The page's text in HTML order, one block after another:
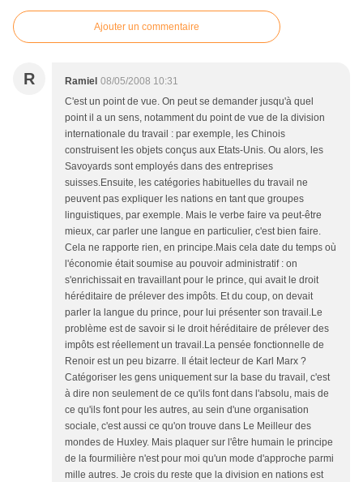
Ajouter un commentaire
R Ramiel 08/05/2008 10:31
C'est un point de vue. On peut se demander jusqu'à quel
point il a un sens, notamment du point de vue de la division
internationale du travail : par exemple, les Chinois
construisent les objets conçus aux Etats-Unis. Ou alors, les
Savoyards sont employés dans des entreprises
suisses.Ensuite, les catégories habituelles du travail ne
peuvent pas expliquer les nations en tant que groupes
linguistiques, par exemple. Mais le verbe faire va peut-être
mieux, car parler une langue en particulier, c'est bien faire.
Cela ne rapporte rien, en principe.Mais cela date du temps où
l'économie était soumise au pouvoir administratif : on
s'enrichissait en travaillant pour le prince, qui avait le droit
héréditaire de prélever des impôts. Et du coup, on devait
parler la langue du prince, pour lui présenter son travail.Le
problème est de savoir si le droit héréditaire de prélever des
impôts est réellement un travail.La pensée fonctionnelle de
Renoir est un peu bizarre. Il était lecteur de Karl Marx ?
Catégoriser les gens uniquement sur la base du travail, c'est
à dire non seulement de ce qu'ils font dans l'absolu, mais de
ce qu'ils font pour les autres, au sein d'une organisation
sociale, c'est aussi ce qu'on trouve dans Le Meilleur des
mondes de Huxley. Mais plaquer sur l'être humain le principe
de la fourmilière n'est pour moi qu'un mode d'approche parmi
mille autres. Je crois du reste que la division en nations est